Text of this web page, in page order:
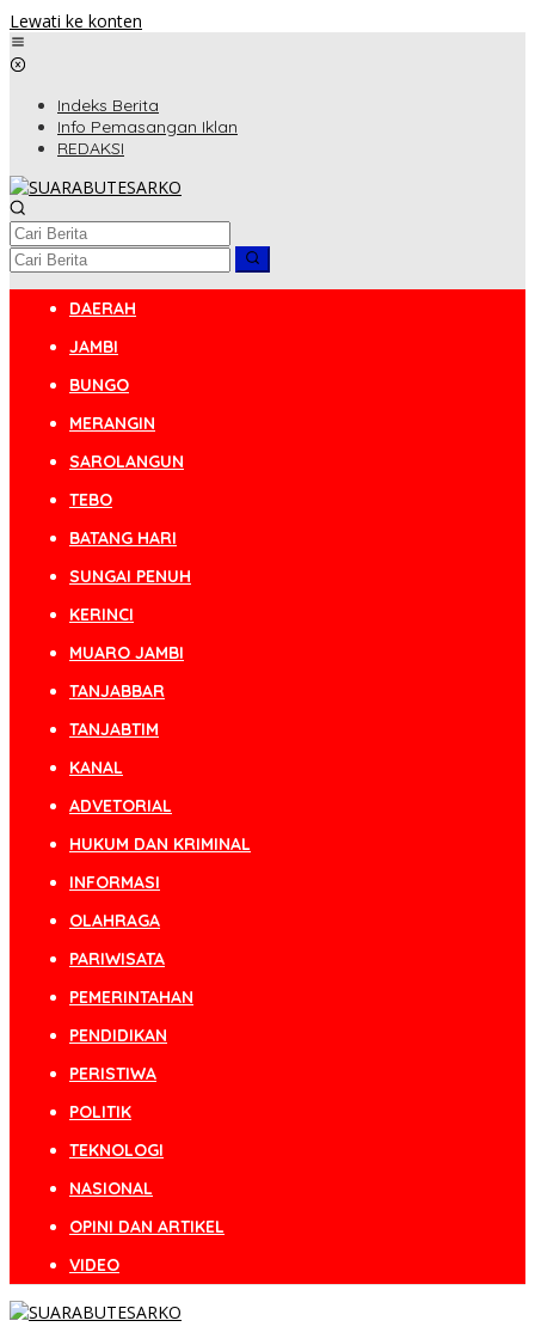
Lewati ke konten
Indeks Berita
Info Pemasangan Iklan
REDAKSI
DAERAH
JAMBI
BUNGO
MERANGIN
SAROLANGUN
TEBO
BATANG HARI
SUNGAI PENUH
KERINCI
MUARO JAMBI
TANJABBAR
TANJABTIM
KANAL
ADVETORIAL
HUKUM DAN KRIMINAL
INFORMASI
OLAHRAGA
PARIWISATA
PEMERINTAHAN
PENDIDIKAN
PERISTIWA
POLITIK
TEKNOLOGI
NASIONAL
OPINI DAN ARTIKEL
VIDEO